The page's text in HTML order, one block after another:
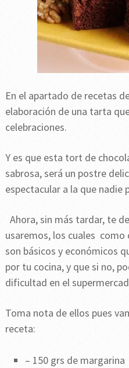
En el apartado de recetas
elaboración de una tarta
celebraciones.
Y es que esta tort de
sabrosa, será un postre
espectacular a la que nadie
Ahora, sin más tardar, te
usaremos, los cuales
son básicos y económicos
por tu cocina, y que si no,
dificultad en el
Toma nota de ellos pues
receta:
– 150 grs de margarina